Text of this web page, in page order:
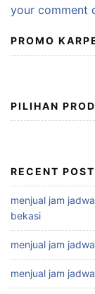
your comment
PROMO
PILIHAN
RECENT
menjual jam
bekasi
menjual jam
menjual jam